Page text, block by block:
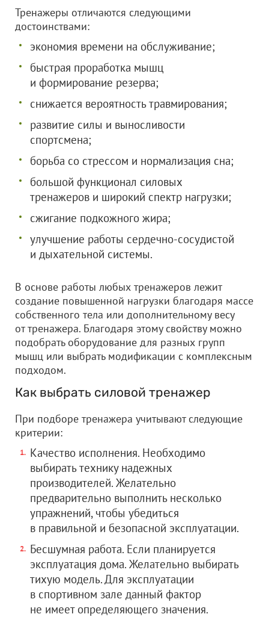
Тренажеры отличаются следующими
достоинствами:
экономия времени на обслуживание;
быстрая проработка мышц
и формирование резерва;
снижается вероятность травмирования;
развитие силы и выносливости
спортсмена;
борьба со стрессом и нормализация сна;
большой функционал силовых
тренажеров и широкий спектр нагрузки;
сжигание подкожного жира;
улучшение работы сердечно-сосудистой
и дыхательной системы.
В основе работы любых тренажеров лежит
создание повышенной нагрузки благодаря массе
собственного тела или дополнительному весу
от тренажера. Благодаря этому свойству можно
подобрать оборудование для разных групп
мышц или выбрать модификации с комплексным
подходом.
Как выбрать силовой тренажер
При подборе тренажера учитывают следующие
критерии:
Качество исполнения. Необходимо
выбирать технику надежных
производителей. Желательно
предварительно выполнить несколько
упражнений, чтобы убедиться
в правильной и безопасной эксплуатации.
Бесшумная работа. Если планируется
эксплуатация дома. Желательно выбирать
тихую модель. Для эксплуатации
в спортивном зале данный фактор
не имеет определяющего значения.